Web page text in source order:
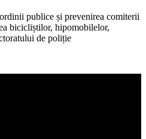
publice și prevenirea comiterii
bicicliștilor, hipomobilelor,
de poliție